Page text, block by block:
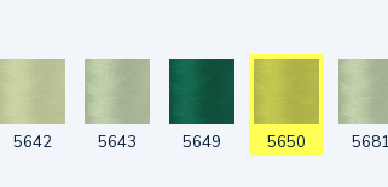
5642 5643 5649 5650 5681